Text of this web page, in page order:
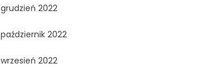
grudzień 2022
październik 2022
wrzesień 2022